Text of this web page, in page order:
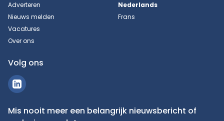
Adverteren
Nieuws melden
Vacatures
Over ons
Nederlands
Frans
Volg ons
Mis nooit meer een belangrijk nieuwsbericht of